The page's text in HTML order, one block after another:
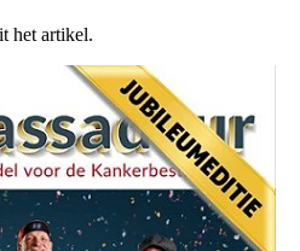
het artikel.